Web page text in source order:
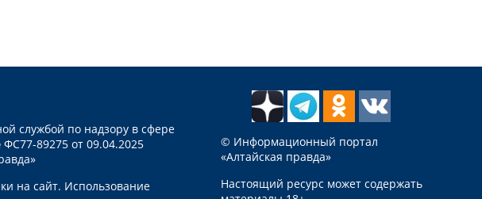
службой по надзору в сфере
89275 от 09.04.2025
на сайт. Использование
© Информационный портал
«Алтайская правда»
Настоящий ресурс может содержать